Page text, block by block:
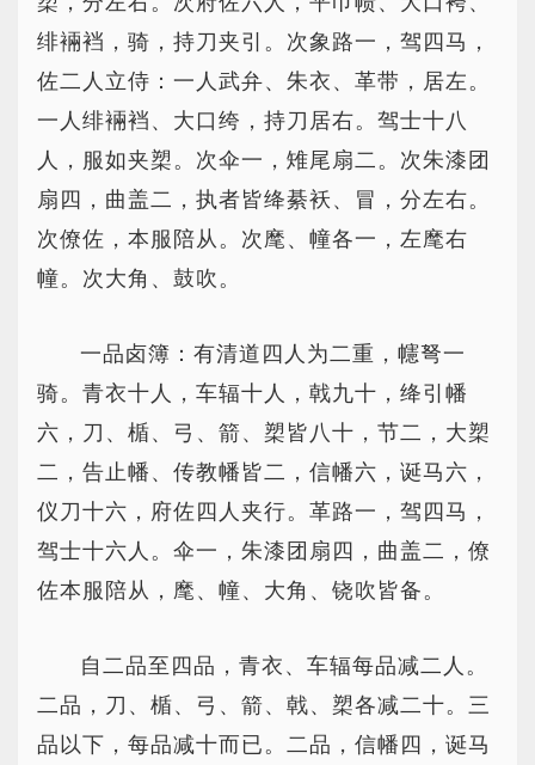
绯裲裆，骑，持刀夹引。次象路一，驾四马，
佐二人立侍：一人武弁、朱衣、革带，居左。
一人绯裲裆、大口绔，持刀居右。驾士十八
人，服如夹槊。次伞一，雉尾扇二。次朱漆团
扇四，曲盖二，执者皆绛綦袄、冒，分左右。
次僚佐，本服陪从。次麾、幢各一，左麾右
幢。次大角、鼓吹。
一品卤簿：有清道四人为二重，幰弩一
骑。青衣十人，车辐十人，戟九十，绛引幡
六，刀、楯、弓、箭、槊皆八十，节二，大槊
二，告止幡、传教幡皆二，信幡六，诞马六，
仪刀十六，府佐四人夹行。革路一，驾四马，
驾士十六人。伞一，朱漆团扇四，曲盖二，僚
佐本服陪从，麾、幢、大角、铙吹皆备。
自二品至四品，青衣、车辐每品减二人。
二品，刀、楯、弓、箭、戟、槊各减二十。三
品以下，每品减十而已。二品，信幡四，诞马